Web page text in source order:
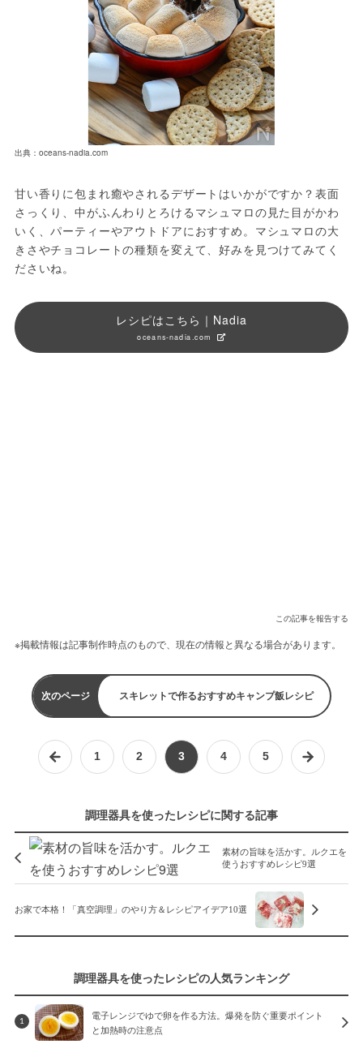
出典：oceans-nadia.com
甘い香りに包まれ癒やされるデザートはいかがですか？表面
さっくり、中がふんわりとろけるマシュマロの見た目がかわ
いく、パーティーやアウトドアにおすすめ。マシュマロの大
きさやチョコレートの種類を変えて、好みを見つけてみてく
ださいね。
レシピはこちら｜Nadia
oceans-nadia.com
この記事を報告する
※掲載情報は記事制作時点のもので、現在の情報と異なる場合があります。
次のページ スキレットで作るおすすめキャンプ飯レシピ
1 2 3 4 5
調理器具を使ったレシピに関する記事
素材の旨味を活かす。ルクエを
使うおすすめレシピ9選
お家で本格！「真空調理」のやり方＆レシピアイデア10選
調理器具を使ったレシピの人気ランキング
1
電子レンジでゆで卵を作る方法。爆発を防ぐ重要ポイント
と加熱時の注意点